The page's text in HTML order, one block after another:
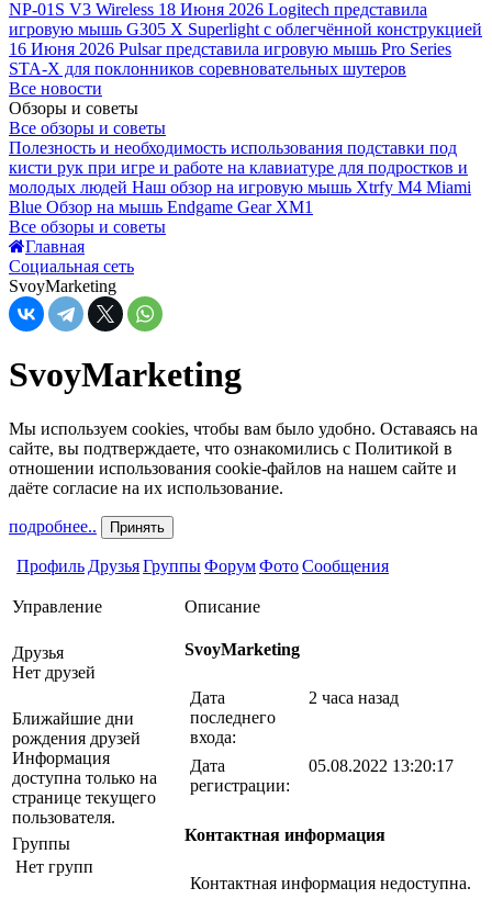
NP-01S V3 Wireless 18 Июня 2026 Logitech представила
игровую мышь G305 X Superlight с облегчённой конструкцией
16 Июня 2026 Pulsar представила игровую мышь Pro Series
STA-X для поклонников соревновательных шутеров
Все новости
Обзоры и советы
Все обзоры и советы
Полезность и необходимость использования подставки под
кисти рук при игре и работе на клавиатуре для подростков и
молодых людей Наш обзор на игровую мышь Xtrfy M4 Miami
Blue Обзор на мышь Endgame Gear XM1
Все обзоры и советы
Главная
Социальная сеть
SvoyMarketing
SvoyMarketing
Мы используем cookies, чтобы вам было удобно. Оставаясь на
сайте, вы подтверждаете, что ознакомились с Политикой в
отношении использования cookie-файлов на нашем сайте и
даёте согласие на их использование.
подробнее.. Принять
Профиль ДрузьяГруппыФорумФотоСообщения
Управление
Друзья
Нет друзей
Ближайшие дни
рождения друзей
Информация
доступна только на
странице текущего
пользователя.
Группы
Нет групп
Описание
SvoyMarketing
Дата
последнего
входа:
2 часа назад
Дата
регистрации:
05.08.2022 13:20:17
Контактная информация
Контактная информация недоступна.